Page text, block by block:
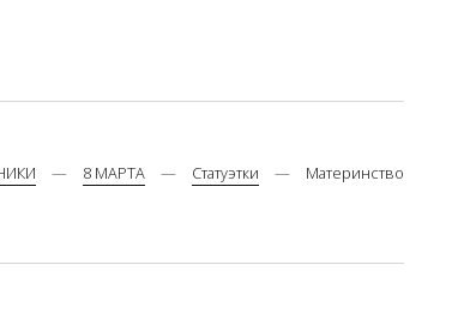
8 МАРТА Статуэтки Материнство